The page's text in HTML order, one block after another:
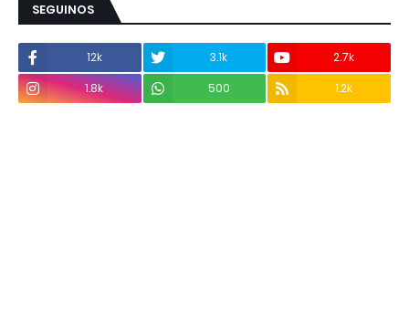
SEGUINOS
12k 3.1k
2.7k
1.8k
500 1.2k